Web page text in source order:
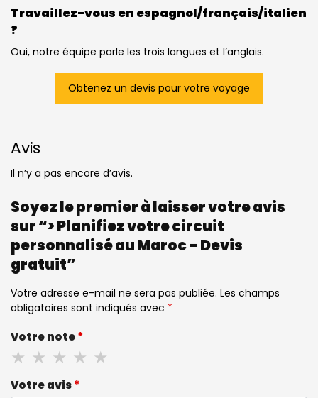
Travaillez-vous en espagnol/français/italien
?
Oui, notre équipe parle les trois langues et l’anglais.
Obtenez un devis pour votre voyage
Avis
Il n’y a pas encore d’avis.
Soyez le premier à laisser votre avis
sur “> Planifiez votre circuit
personnalisé au Maroc – Devis
gratuit”
Votre adresse e-mail ne sera pas publiée. Les champs
obligatoires sont indiqués avec *
Votre note*
Votre avis*